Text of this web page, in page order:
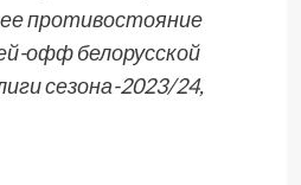
противостояние
офф белорусской
сезона-2023/24,